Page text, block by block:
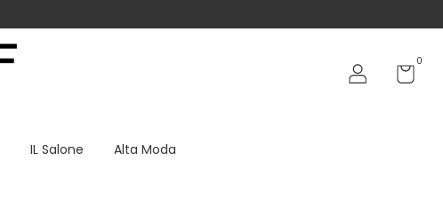
0
IL Salone Alta Moda